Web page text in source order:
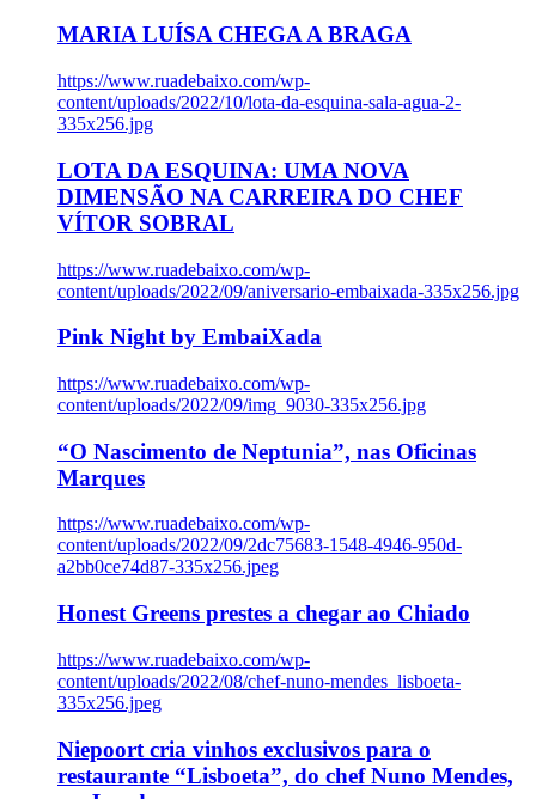
MARIA LUÍSA CHEGA A BRAGA
https://www.ruadebaixo.com/wp-
content/uploads/2022/10/lota-da-esquina-sala-agua-2-
335x256.jpg
LOTA DA ESQUINA: UMA NOVA
DIMENSÃO NA CARREIRA DO CHEF
VÍTOR SOBRAL
https://www.ruadebaixo.com/wp-
content/uploads/2022/09/aniversario-embaixada-335x256.jpg
Pink Night by EmbaiXada
https://www.ruadebaixo.com/wp-
content/uploads/2022/09/img_9030-335x256.jpg
“O Nascimento de Neptunia”, nas Oficinas
Marques
https://www.ruadebaixo.com/wp-
content/uploads/2022/09/2dc75683-1548-4946-950d-
a2bb0ce74d87-335x256.jpeg
Honest Greens prestes a chegar ao Chiado
https://www.ruadebaixo.com/wp-
content/uploads/2022/08/chef-nuno-mendes_lisboeta-
335x256.jpeg
Niepoort cria vinhos exclusivos para o
restaurante “Lisboeta”, do chef Nuno Mendes,